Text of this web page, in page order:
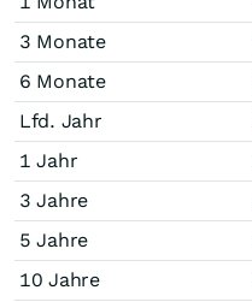
3 Monate
6 Monate
Lfd. Jahr
1 Jahr
3 Jahre
5 Jahre
10 Jahre